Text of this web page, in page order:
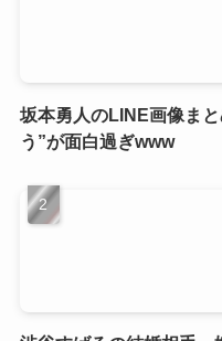
坂本勇人のLINE画像ま
う”が面白過ぎwww